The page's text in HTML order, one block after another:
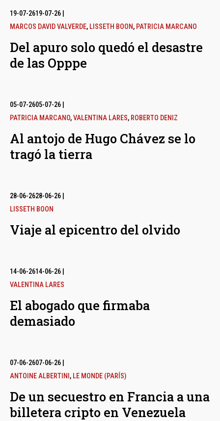
19-07-2619-07-26
MARCOS DAVID VALVERDE, LISSETH BOON, PATRICIA MARCANO
Del apuro solo quedó el desastre
de las Opppe
05-07-2605-07-26
PATRICIA MARCANO,VALENTINA LARES, ROBERTO DENIZ
Al antojo de Hugo Chávez se lo
tragó la tierra
28-06-2628-06-26
LISSETH BOON
Viaje al epicentro del olvido
14-06-2614-06-26
VALENTINA LARES
El abogado que firmaba
demasiado
07-06-2607-06-26
ANTOINE ALBERTINI , LE MONDE (PARÍS)
De un secuestro en Francia a una
billetera cripto en Venezuela